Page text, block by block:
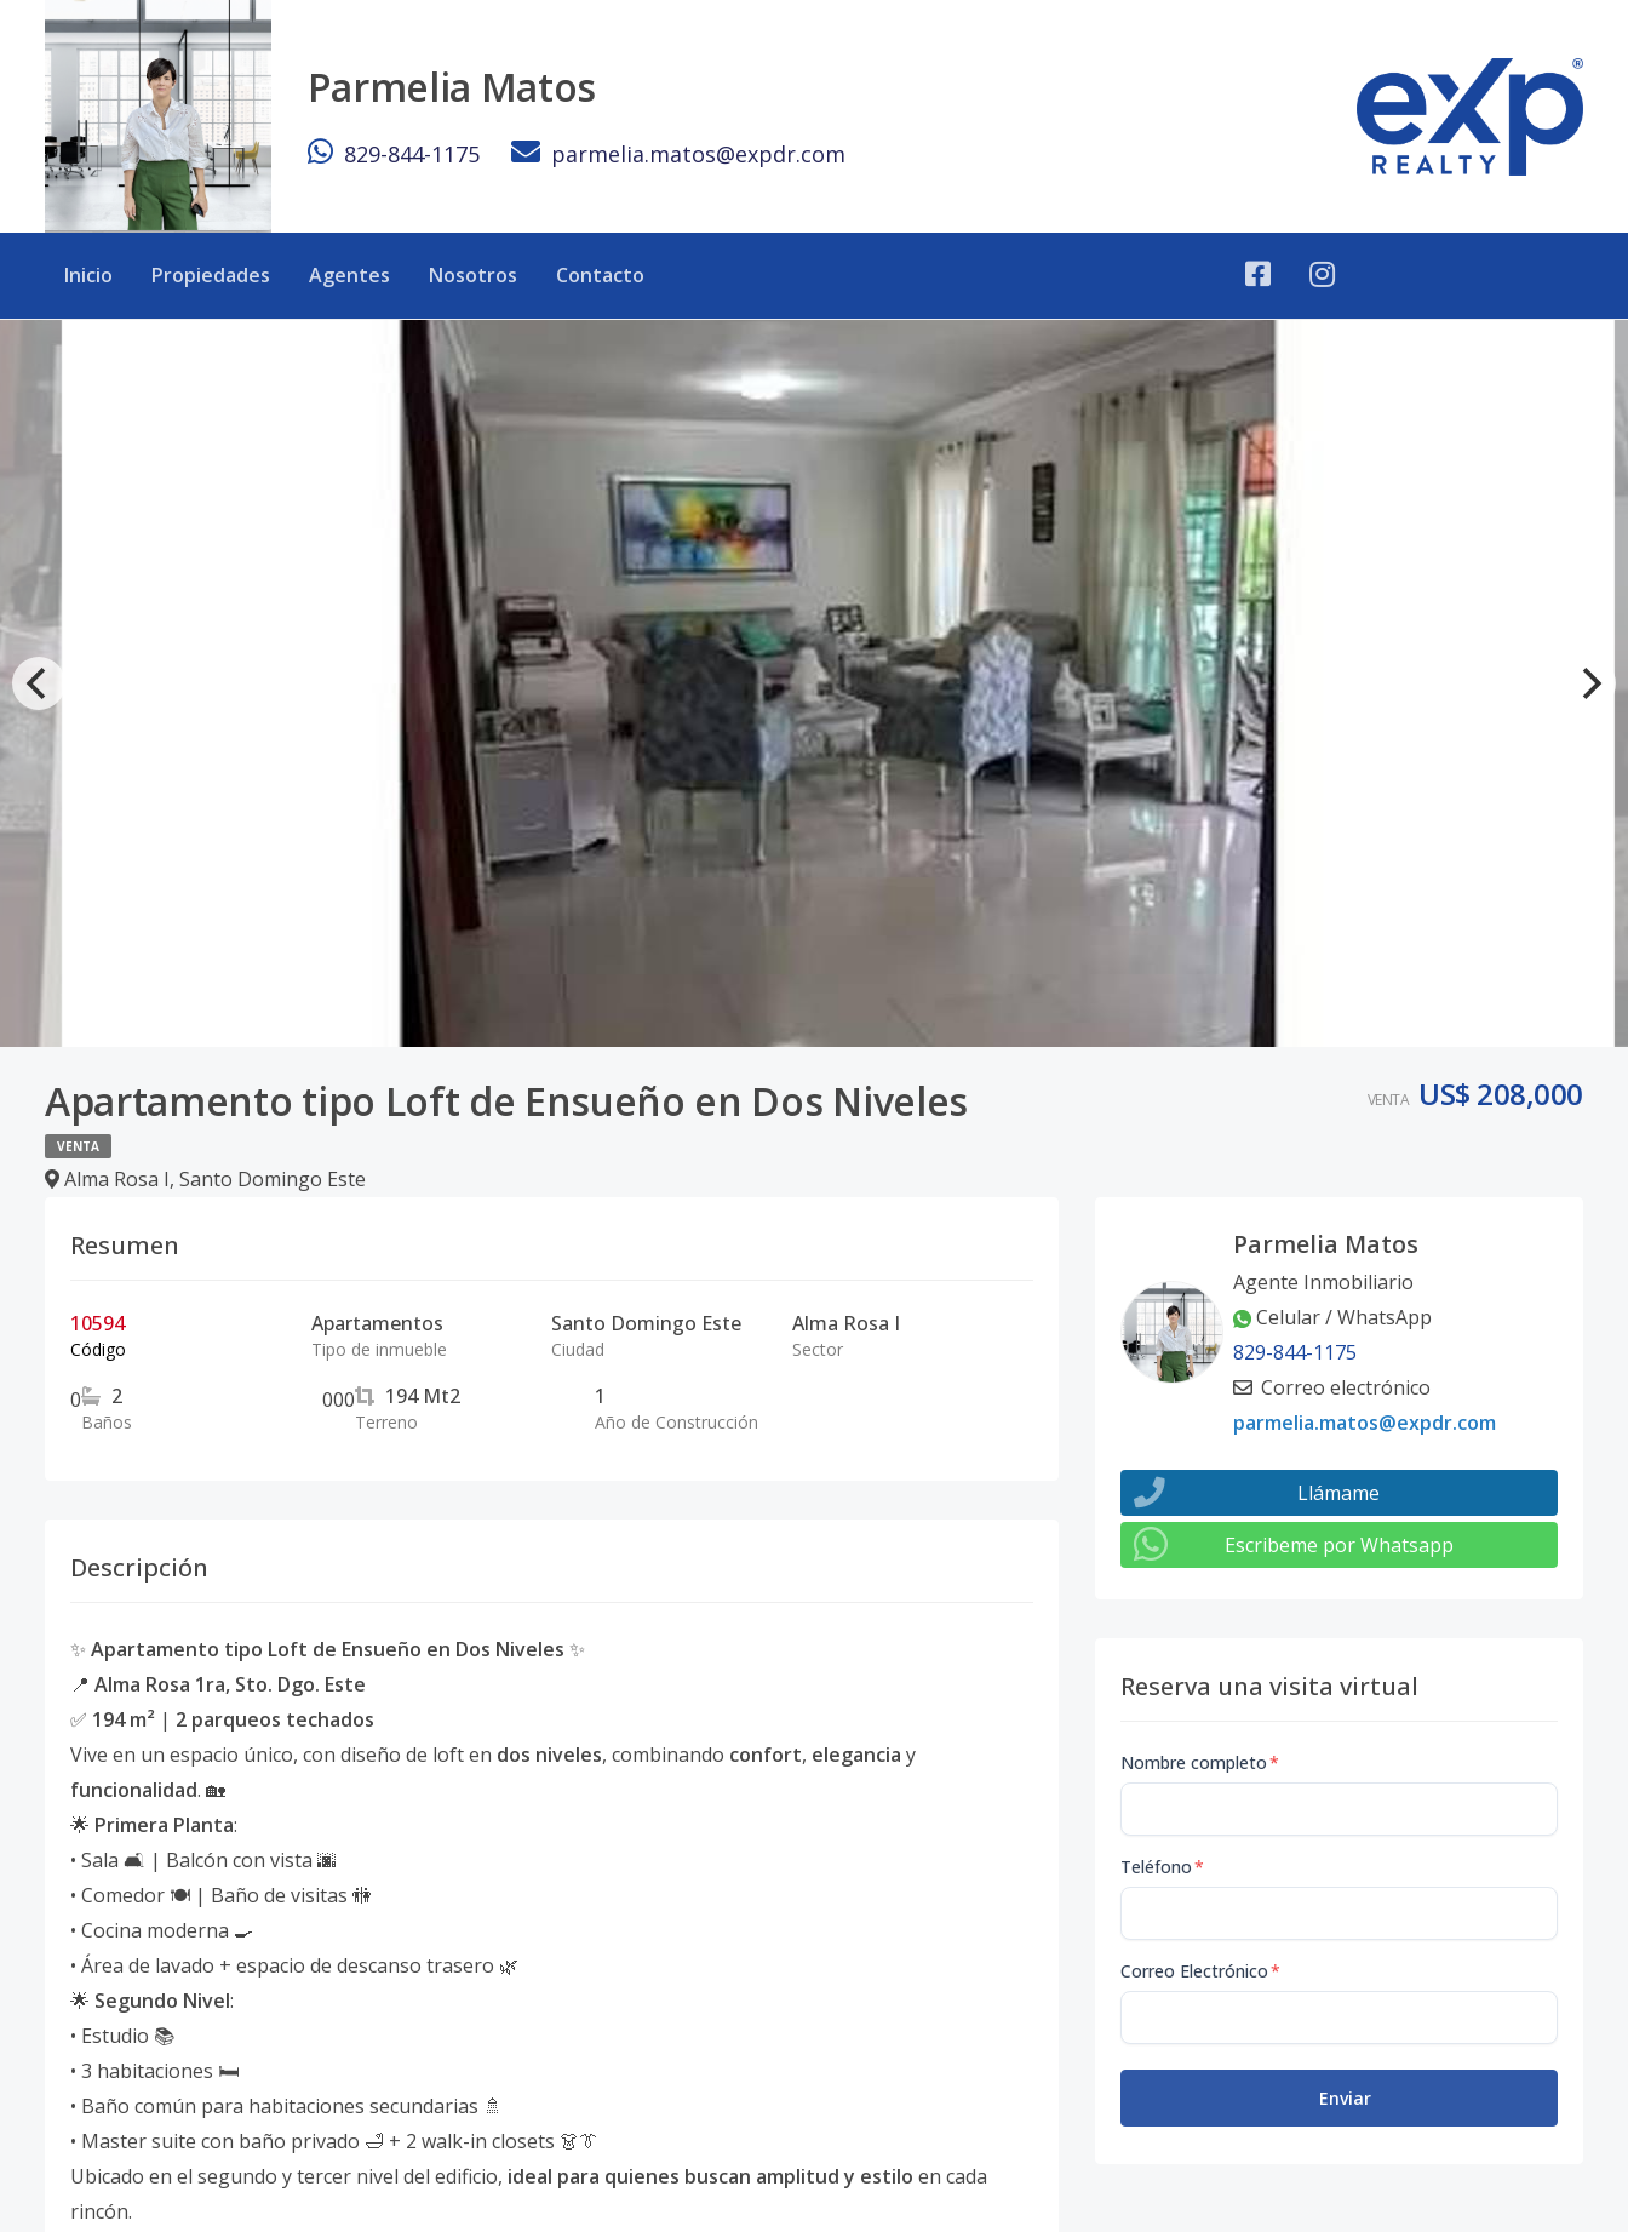
Parmelia Matos
829-844-1175 parmelia.matos@expdr.com
Inicio Propiedades Agentes Nosotros Contacto
Apartamento tipo Loft de Ensueño en Dos Niveles
VENTA
Alma Rosa I, Santo Domingo Este
VENTA US$ 208,000
Resumen
10594
Código
Apartamentos
Tipo de inmueble
Santo Domingo Este
Ciudad
Alma Rosa I
Sector
0 2
Baños
000 194 Mt2
Terreno
1
Año de Construcción
Descripción
✨ Apartamento tipo Loft de Ensueño en Dos Niveles ✨
📍 Alma Rosa 1ra, Sto. Dgo. Este
✅ 194 m² | 2 parqueos techados
Vive en un espacio único, con diseño de loft en dos niveles, combinando confort, elegancia y
funcionalidad. 🏡
🌟 Primera Planta:
• Sala 🛋️ | Balcón con vista 🌆
• Comedor 🍽️ | Baño de visitas 🚻
• Cocina moderna 🍳
• Área de lavado + espacio de descanso trasero 🌿
🌟 Segundo Nivel:
• Estudio 📚
• 3 habitaciones 🛏️
• Baño común para habitaciones secundarias 🚿
• Master suite con baño privado 🛁 + 2 walk-in closets 👗👔
Ubicado en el segundo y tercer nivel del edificio, ideal para quienes buscan amplitud y estilo en cada
rincón.
Parmelia Matos
Agente Inmobiliario
Celular / WhatsApp
829-844-1175
Correo electrónico
parmelia.matos@expdr.com
Llámame
Escribeme por Whatsapp
Reserva una visita virtual
Nombre completo*
Teléfono*
Correo Electrónico*
Enviar
Apartamento tipo Loft de Ensueño en Dos Niveles - eXp Realty República Dominicana